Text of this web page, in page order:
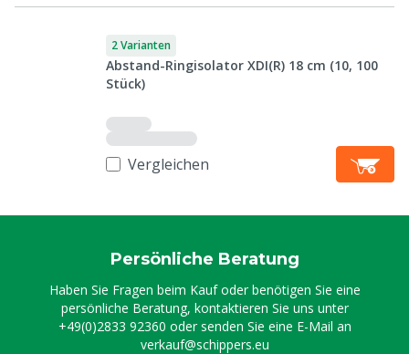
2 Varianten
Abstand-Ringisolator XDI(R) 18 cm (10, 100
Stück)
Vergleichen
Persönliche Beratung
Haben Sie Fragen beim Kauf oder benötigen Sie eine
persönliche Beratung, kontaktieren Sie uns unter
+49(0)2833 92360 oder senden Sie eine E-Mail an
verkauf@schippers.eu